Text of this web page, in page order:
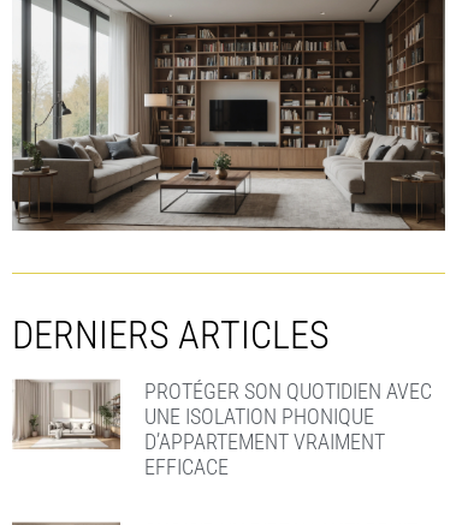
DERNIERS ARTICLES
PROTÉGER SON QUOTIDIEN AVEC
UNE ISOLATION PHONIQUE
D’APPARTEMENT VRAIMENT
EFFICACE